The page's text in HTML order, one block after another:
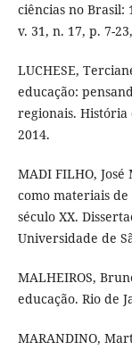
ciências no Brasil:
v. 31, n. 17, p. 7-
LUCHESE,
educação:
regionais. História
2014.
MADI FILHO,
como materiais de
século XX.
Universidade de
MALHEIROS,
educação. Rio de
MARANDINO,